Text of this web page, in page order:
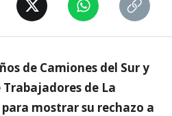
de Camiones del Sur y
de La
mostrar su rechazo a